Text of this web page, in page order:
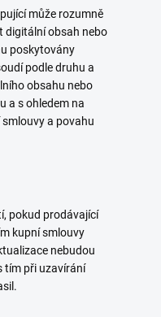
může rozumně
digitální obsah nebo
poskytovány
podle druhu a
obsahu nebo
a s ohledem na
a povahu
pokud prodávající
kupní smlouvy
nebudou
tím při uzavírání